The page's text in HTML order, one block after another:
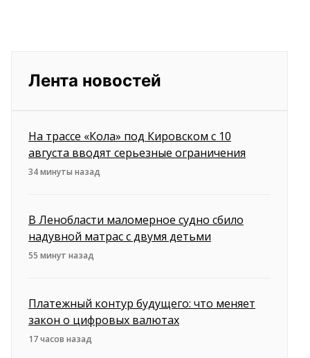
Лента новостей
На трассе «Кола» под Кировском с 10
августа вводят серьезные ограничения
34 минуты назад
В Ленобласти маломерное судно сбило
надувной матрас с двумя детьми
55 минут назад
Платежный контур будущего: что меняет
закон о цифровых валютах
17 часов назад